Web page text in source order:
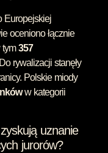
Europejskiej
oceniono łącznie
tym357
rywalizacji stanęły
Polskie miody
w kategorii
uznanie
jurorów?